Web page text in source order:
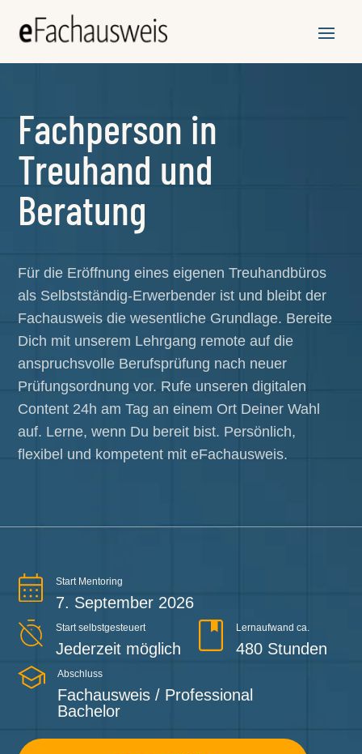
Fachperson in
Treuhand und
Beratung
Für die Eröffnung eines eigenen Treuhandbüros
als Selbstständig-Erwerbender ist und bleibt der
Fachausweis die wesentliche Grundlage. Bereite
Dich mit unserem Lehrgang remote auf die
anspruchsvolle Berufsprüfung nach neuer
Prüfungsordnung vor. Rufe unseren digitalen
Content 24h am Tag an einem Ort Deiner Wahl
auf. Lerne, wenn Du bereit bist. Persönlich,
flexibel und kompetent mit eFachausweis.
Start Mentoring
7. September 2026
Start selbstgesteuert
Jederzeit möglich
Lernaufwand ca.
480 Stunden
Abschluss
Fachausweis / Professional
Bachelor